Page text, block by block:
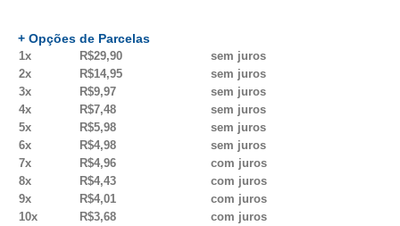
+ Opções de Parcelas
1x R$29,90
sem juros
2x
R$14,95
sem juros
3x
R$9,97
sem juros
4x
R$7,48
sem juros
5x
R$5,98
sem juros
6x
R$4,98
sem juros
7x
R$4,96
com juros
8x
R$4,43
com juros
9x
R$4,01
com juros
10x
R$3,68
com juros